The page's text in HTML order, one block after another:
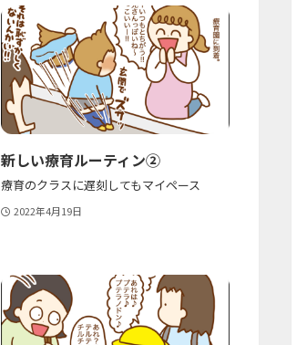
新しい療育ルーティン②
療育のクラスに遅刻してもマイペース
2022年4月19日